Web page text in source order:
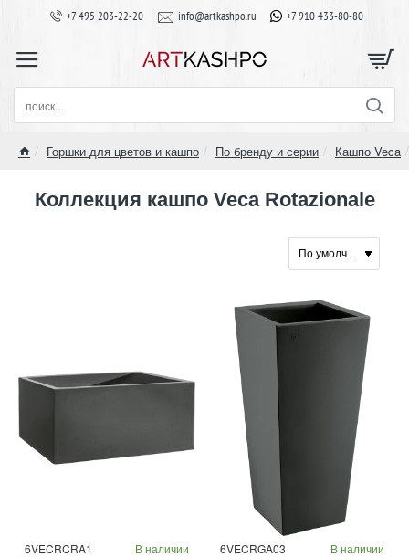
+7 495 203-22-20 info@artkashpo.ru +7 910 433-80-80
поиск...
Горшки для цветов и кашпо По бренду и серии Кашпо Veca
Коллекция кашпо Veca Rotazionale
6VECRCRA1 В наличии 6VECRGA03 В наличии